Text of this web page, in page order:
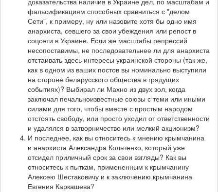
фальсификациям способных сравниться с "делом
Сети", к примеру, ну или назовите хотя бы одно имя
анархиста, севшего за свои убеждения или репост в
соцсети в Украине. Если же масштабы репрессий
несопоставимы, не последовательнее ли для анархиста
отстаивать здесь интересы украинской стороны (так же,
как в одном из ваших постов вы номинально выступили
на стороне беларусского общества в грядущих
событиях)? Выбирал ли Махно из двух зол, когда
заключал печальноизвестные союзы с теми или иными
силами для того, чтобы вместе с простым народом
отстоять свободу, или просто уходил от ответственности
и удалялся в затворничество или мелкий акционизм?
И последнее, как вы относитесь к мнению крымчанина
и анархиста Александра Кольченко, который уже
отсидел приличный срок за свои взгляды? Как вы
относитесь к пыткам, примененным к крымчанину
Алексею Шестаковичу и к заключению крымчанина
Евгения Каркашева?